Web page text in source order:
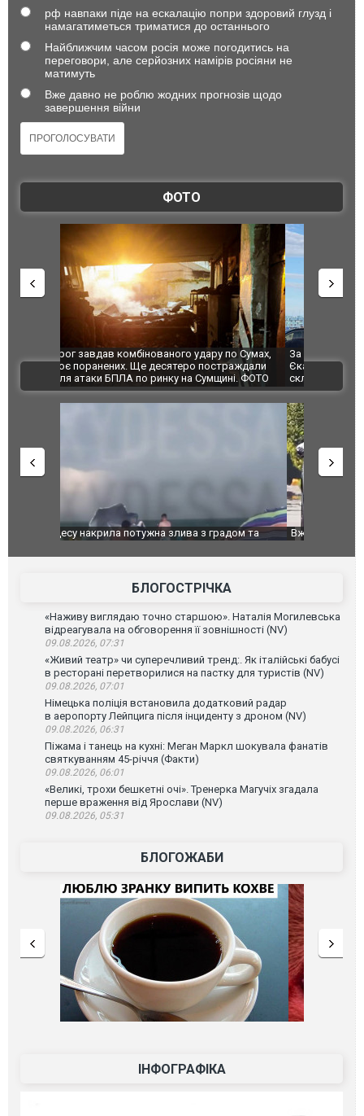
рф навпаки піде на ескалацію попри здоровий глузд і
намагатиметься триматися до останнього
Найближчим часом росія може погодитись на
переговори, але серйозних намірів росіяни не
матимуть
Вже давно не роблю жодних прогнозів щодо
завершення війни
ФОТО
За 2000 кілометрів від кордону з Україною: в
Єкатеринбурзі після атаки дронів загорівся
склад Wildberries. ФОТО. ВІДЕО
"Мої
ВІДЕО
Вже вивели на тести: Ferrari готує оновлення
Вийшов
фільму
БЛОГОСТРІЧКА
«Наживу виглядаю точно старшою». Наталія Могилевська
відреагувала на обговорення її зовнішності (NV)
09.08.2026, 07:31
«Живий театр» чи суперечливий тренд:. Як італійські бабусі
в ресторані перетворилися на пастку для туристів (NV)
09.08.2026, 07:01
Німецька поліція встановила додатковий радар
в аеропорту Лейпцига після інциденту з дроном (NV)
09.08.2026, 06:31
Піжама і танець на кухні: Меган Маркл шокувала фанатів
святкуванням 45-річчя (Факти)
09.08.2026, 06:01
«Великі, трохи бешкетні очі». Тренерка Магучіх згадала
перше враження від Ярослави (NV)
09.08.2026, 05:31
БЛОГОЖАБИ
ІНФОГРАФІКА